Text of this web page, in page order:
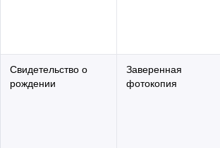
Свидетельство о
рождении
Заверенная
фотокопия